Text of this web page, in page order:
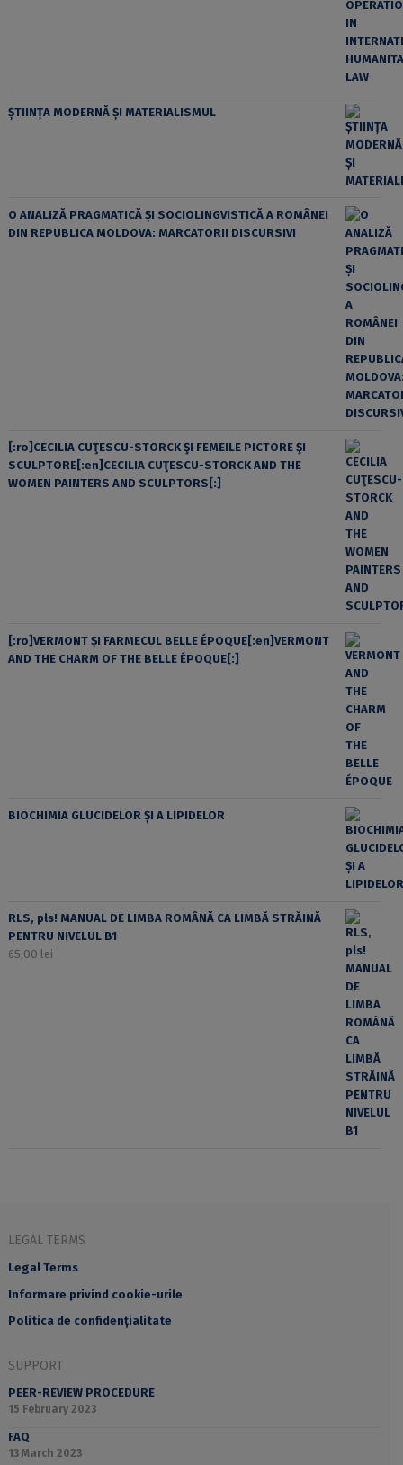
ȘTIINȚA MODERNĂ ȘI MATERIALISMUL
O ANALIZĂ PRAGMATICĂ ȘI SOCIOLINGVISTICĂ A ROMÂNEI
DIN REPUBLICA MOLDOVA: MARCATORII DISCURSIVI
[:ro]CECILIA CUŢESCU-STORCK ŞI FEMEILE PICTORE ŞI
SCULPTORE[:en]CECILIA CUŢESCU-STORCK AND THE
WOMEN PAINTERS AND SCULPTORS[:]
[:ro]VERMONT ȘI FARMECUL BELLE ÉPOQUE[:en]VERMONT
AND THE CHARM OF THE BELLE ÉPOQUE[:]
BIOCHIMIA GLUCIDELOR ȘI A LIPIDELOR
RLS, pls! MANUAL DE LIMBA ROMÂNĂ CA LIMBĂ STRĂINĂ
PENTRU NIVELUL B1
65,00 lei
LEGAL TERMS
Legal Terms
Informare privind cookie-urile
Politica de confidențialitate
SUPPORT
PEER-REVIEW PROCEDURE
15 February 2023
FAQ
13 March 2023